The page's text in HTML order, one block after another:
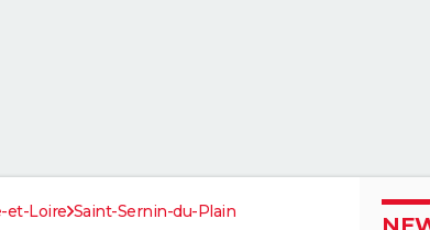
et-Loire Saint-Sernin-du-Plain